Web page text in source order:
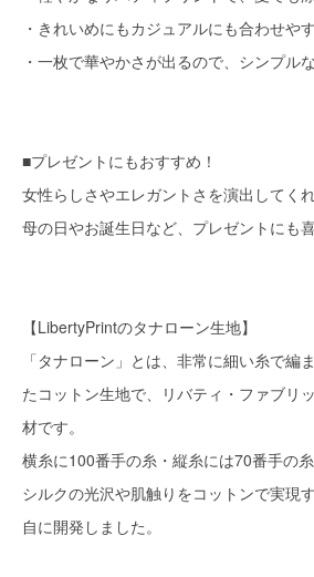
・きれいめにもカジュアルにも合わせや
・一枚で華やかさが出るので、シンプル
■プレゼントにもおすすめ！
女性らしさやエレガントさを演出してく
母の日やお誕生日など、プレゼントにも喜
【LibertyPrintのタナローン生地】
「タナローン」とは、非常に細い糸で編
たコットン生地で、リバティ・ファブリ
材です。
横糸に100番手の糸・縦糸には70番手の糸
シルクの光沢や肌触りをコットンで実現
自に開発しました。